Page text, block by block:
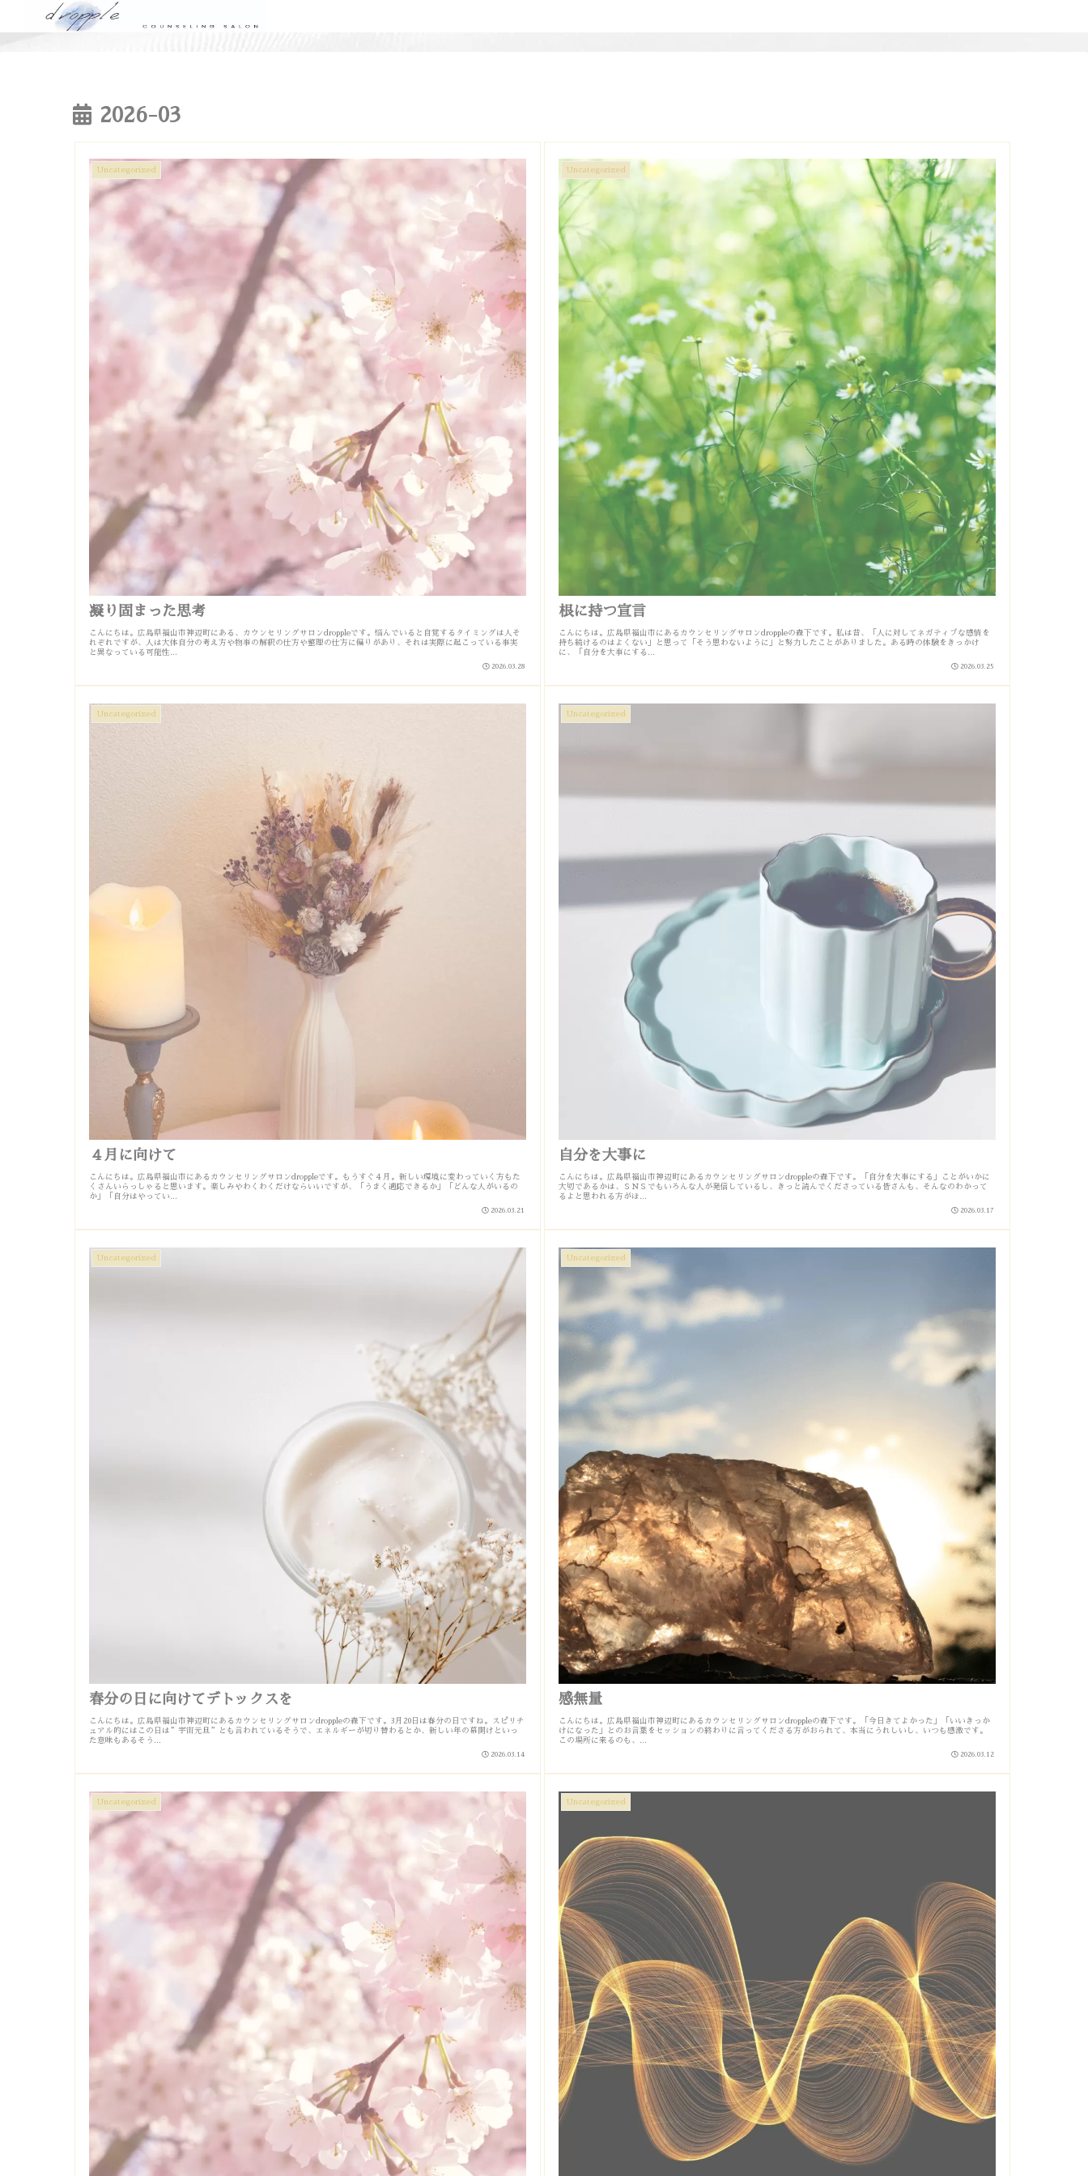
2026-03
Uncategorized
凝り固まった思考
こんにちは。広島県福山市神辺町にある、カウンセリングサロンdroppleです。悩んでいると自覚するタイミングは人そ
れぞれですが、人は大体自分の考え方や物事の解釈の仕方や整理の仕方に偏りがあり、それは実際に起こっている事実
と異なっている可能性...
2026.03.28
Uncategorized
根に持つ宣言
こんにちは。広島県福山市にあるカウンセリングサロンdroppleの森下です。私は昔、「人に対してネガティブな感情を
持ち続けるのはよくない」と思って「そう思わないように」と努力したことがありました。ある時の体験をきっかけ
に、「自分を大事にする...
2026.03.25
Uncategorized
４月に向けて
こんにちは。広島県福山市にあるカウンセリングサロンdroppleです。もうすぐ４月。新しい環境に変わっていく方もた
くさんいらっしゃると思います。楽しみやわくわくだけならいいですが、「うまく適応できるか」「どんな人がいるの
か」「自分はやってい...
2026.03.21
Uncategorized
自分を大事に
こんにちは。広島県福山市神辺町にあるカウンセリングサロンdroppleの森下です。「自分を大事にする」ことがいかに
大切であるかは、ＳＮＳでもいろんな人が発信しているし、きっと読んでくださっている皆さんも、そんなのわかって
るよと思われる方がほ...
2026.03.17
Uncategorized
春分の日に向けてデトックスを
こんにちは。広島県福山市神辺町にあるカウンセリングサロンdroppleの森下です。3月20日は春分の日ですね。スピリチ
ュアル的にはこの日は”宇宙元旦”とも言われているそうで、エネルギーが切り替わるとか、新しい年の幕開けといっ
た意味もあるそう...
2026.03.14
Uncategorized
感無量
こんにちは。広島県福山市神辺町にあるカウンセリングサロンdroppleの森下です。「今日きてよかった」「いいきっか
けになった」とのお言葉をセッションの終わりに言ってくださる方がおられて、本当にうれしいし、いつも感激です。
この場所に来るのも、...
2026.03.12
Uncategorized Uncategorized